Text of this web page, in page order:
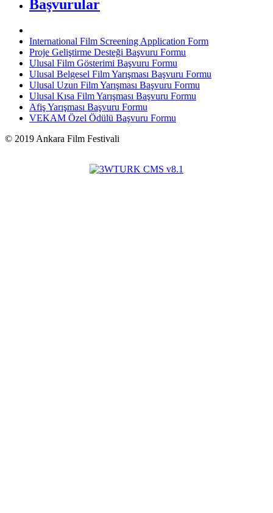
Başvurular
International Film Screening Application Form
Proje Geliştirme Desteği Başvuru Formu
Ulusal Film Gösterimi Başvuru Formu
Ulusal Belgesel Film Yarışması Başvuru Formu
Ulusal Uzun Film Yarışması Başvuru Formu
Ulusal Kısa Film Yarışması Başvuru Formu
Afiş Yarışması Başvuru Formu
VEKAM Özel Ödülü Başvuru Formu
© 2019 Ankara Film Festivali